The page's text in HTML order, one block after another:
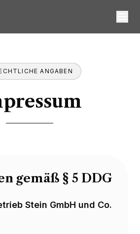
ANGABEN
gemäß § 5 DDG
Stein GmbH und Co.